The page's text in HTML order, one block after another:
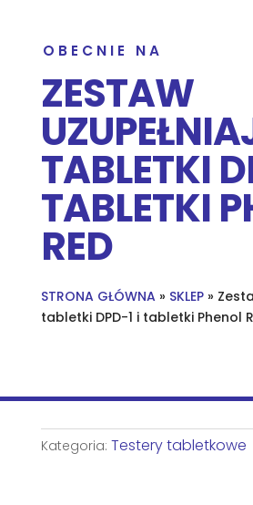
OBECNIE NA
ZESTAW
TABLETKI
TABLETKI
RED
STRONA GŁÓWNA» SKLEP»
tabletki DPD-1 i tabletki Phenol
Kategoria: Testery tabletkowe